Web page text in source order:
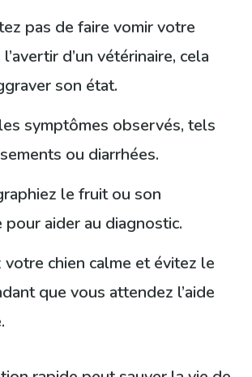
pas de faire vomir votre
d’un vétérinaire, cela
son état.
symptômes observés, tels
ou diarrhées.
le fruit ou son
pour aider au diagnostic.
votre chien calme et évitez le
que vous attendez l’aide